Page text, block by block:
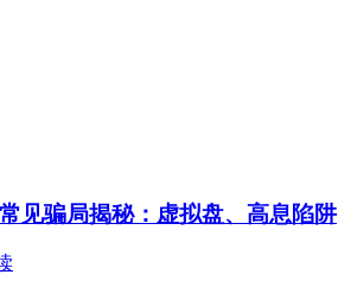
见骗局揭秘：虚拟盘、高息陷阱